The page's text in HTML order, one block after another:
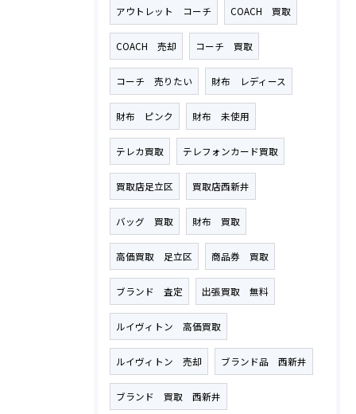
アウトレット コーチ COACH 買取
COACH 売却 コーチ 買取
コーチ 売りたい 財布 レディース
財布 ピンク 財布 未使用
テレカ買取 テレフォンカード買取
買取店足立区 買取店西新井
バッグ 買取 財布 買取
高価買取 足立区 商品券 買取
ブランド 査定 出張買取 無料
ルイヴィトン 高価買取
ルイヴィトン 売却 ブランド品 西新井
ブランド 買取 西新井